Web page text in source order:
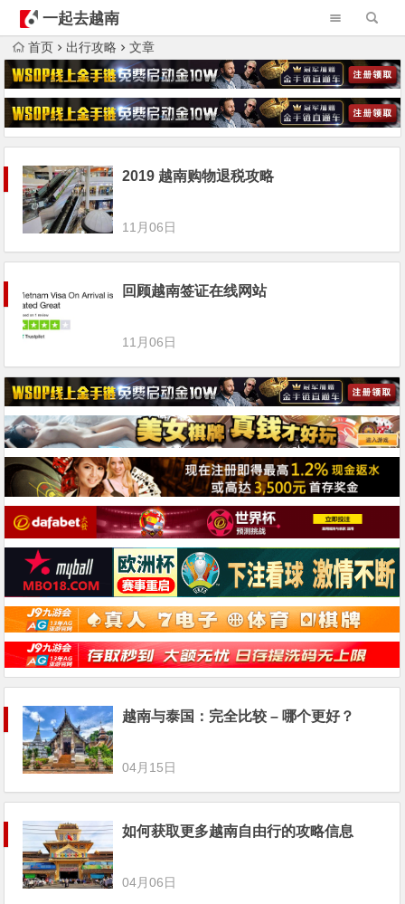
一起去越南
首页 出行攻略 文章
2019 越南购物退税攻略
11月06日
回顾越南签证在线网站
11月06日
越南与泰国：完全比较 – 哪个更好？
04月15日
如何获取更多越南自由行的攻略信息
04月06日